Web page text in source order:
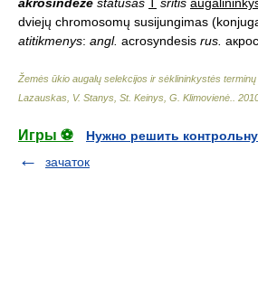
dviejų chromosomų susijungimas
atitikmenys: angl. acrosyndesis rus.
Žemės ūkio augalų selekcijos ir sėklininkystės
Lazauskas, V. Stanys, St. Keinys, G. Klimovienė.
Игры ⚽
Нужно решить
зачаток